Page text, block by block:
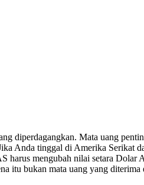
diperdagangkan. Mata uang
Anda tinggal di Amerika Serikat
harus mengubah nilai setara
itu bukan mata uang yang